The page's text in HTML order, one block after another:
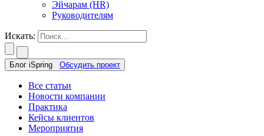
Эйчарам (HR)
Руководителям
Искать:
Блог iSpring Обсудить проект
Все статьи
Новости компании
Практика
Кейсы клиентов
Мероприятия